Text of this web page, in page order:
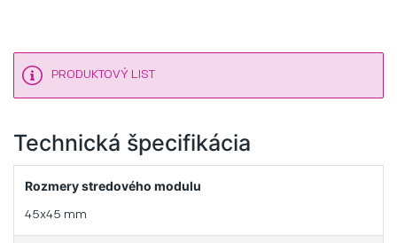
PRODUKTOVÝ LIST
Technická špecifikácia
Rozmery stredového modulu
45x45 mm